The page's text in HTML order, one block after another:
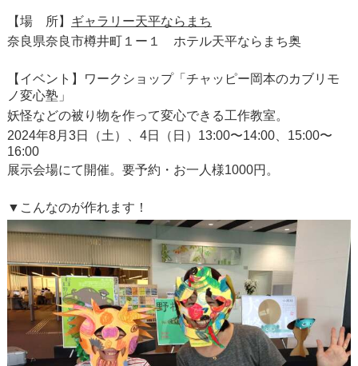
【場 所】 ギャラリー天平ならまち
奈良県奈良市樽井町１ー１ ホテル天平ならまち奥
【イベント】ワークショップ「チャッピー岡本のカブリモ
ノ変心塾」
妖怪などの被り物を作って変心できる工作教室。
2024年8月3日（土）、4日（日）13:00〜14:00、15:00〜
16:00
展示会場にて開催。要予約・お一人様1000円。
▼こんなのが作れます！